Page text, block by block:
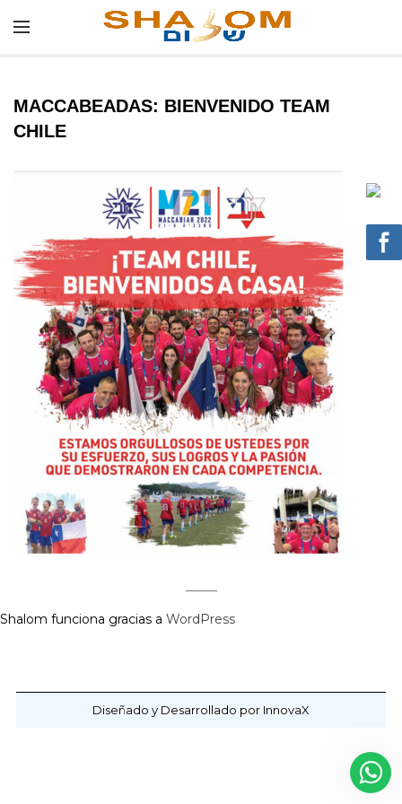
MACCABEADAS: BIENVENIDO TEAM
CHILE
Shalom funciona gracias a WordPress
Diseñado y Desarrollado por InnovaX